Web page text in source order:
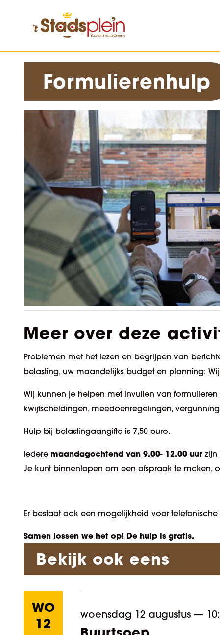
Formulierenhulp
Meer over deze
Problemen met het lezen en begrijpen van
belasting, uw maandelijks budget en planning:
Wij kunnen je helpen met invullen van
kwijtscheldingen, meedoenregelingen,
Hulp bij belastingaangifte is 7,50 euro.
Iedere maandagochtend van 9.00- 12.00 uur zijn
Je kunt binnenlopen om een afspraak te maken,
Er bestaat ook een mogelijkheid voor telefonische
Samen lossen we het op! De hulp is gratis.
Bekijk ook eens
WO
12
woensdag 12 augustus —